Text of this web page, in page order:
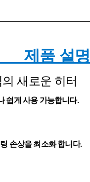
품 설명
새로운 히터
쉽게 사용 가능합니다.
손상을 최소화 합니다.